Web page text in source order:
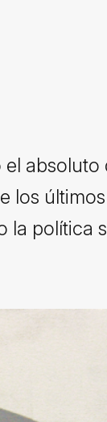
absoluto
los
la política